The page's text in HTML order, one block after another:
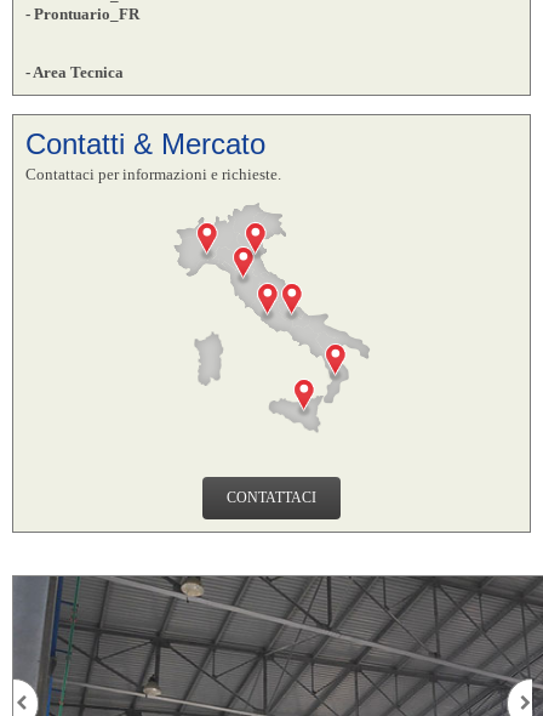
- Prontuario_FR
- Area Tecnica
Contatti & Mercato
Contattaci per informazioni e richieste.
CONTATTACI